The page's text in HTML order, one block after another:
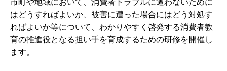
市町や地域において、消費者トラブルに遭わないために
はどうすればよいか、被害に遭った場合にはどう対処す
ればよいか等について、わかりやすく啓発する消費者教
育の推進役となる担い手を育成するための研修を開催し
ます。